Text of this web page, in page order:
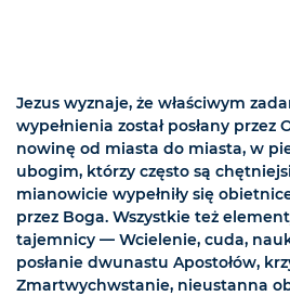
Jezus wyznaje, że właściwym
wypełnienia został posłany przez
nowinę od miasta do miasta, w
ubogim, którzy często są
mianowicie wypełniły się
przez Boga. Wszystkie też
tajemnicy — Wcielenie, cuda,
posłanie dwunastu Apostołów,
Zmartwychwstanie, nieustanna